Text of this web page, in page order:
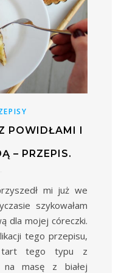
POWIDŁAMI I
– PRZEPIS.
szykowałam
dla mojej córeczki.
tego przepisu,
tart tego typu z
na masę z białej